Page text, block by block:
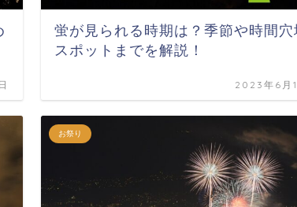
蛍が見られる時期は？季節や時間穴
スポットまでを解説！
2023年6月
お祭り